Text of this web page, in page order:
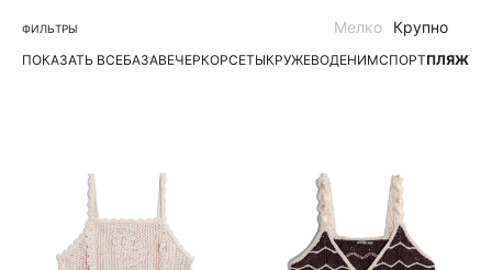
ФИЛЬТРЫ
ПОКАЗАТЬ ВСЕБАЗАВЕЧЕРКОРСЕТЫКРУЖЕВОДЕНИМСПОРТПЛЯЖ
Мелко Крупно